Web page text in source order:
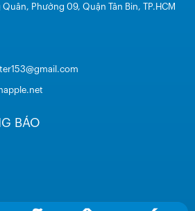
Phường 09, Quận Tân Bin, TP.HCM
BÁO